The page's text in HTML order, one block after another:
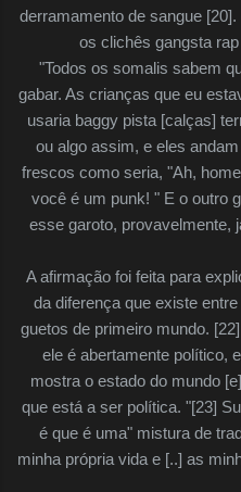
derramamento de sangue
os clichês gangsta
"Todos os somalis sabem
gabar. As crianças que eu
usaria baggy pista [calças]
ou algo assim, e eles
frescos como seria, "Ah,
você é um punk! " E o outro
esse garoto, provavelmente,
A afirmação foi feita para
da diferença que existe
guetos de primeiro mundo.
ele é abertamente político,
mostra o estado do mundo
que está a ser política. "[23]
é que é uma" mistura de
minha própria vida e [..] as